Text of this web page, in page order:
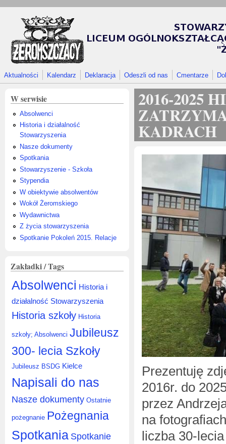
Aktualności Kalendarz Deklaracja Odeszli od nas Cmentarze
W serwisie
Absolwenci
Historia i działalność
Stowarzyszenia
Nasze dokumenty
Spotkania
Stowarzyszenie - Szkoła
Stypendia
W obiektywie absolwentów
Wokół Żeromskiego
Wydawnictwa
Z życia stowarzyszenia
Spotkanie Pokoleń 2015. Relacje
Zakładki / Tags
Absolwenci Historia i
działalność Stowarzyszenia
Historia szkoły Historia
szkoły; Absolwenci Jubileusz
300- lecia Szkoły
Jubileusz BSDG Kielce
Napisali do nas
Nasze dokumenty Ostatnie
pożegnanie Pożegnania
Spotkania Spotkanie
2016-2025
KADRACH
Prezentuję
2016r. do
przez
na
liczba 30-